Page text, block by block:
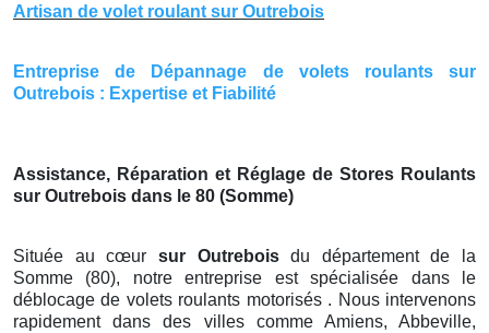
Artisan de volet roulant sur Outrebois
Entreprise de Dépannage de volets roulants sur
Outrebois : Expertise et Fiabilité
Assistance, Réparation et Réglage de Stores Roulants
sur Outrebois dans le 80 (Somme)
Située au cœur sur Outreboisdu département de la
Somme (80), notre entreprise est spécialisée dans le
déblocage de volets roulants motorisés . Nous intervenons
rapidement dans des villes comme Amiens, Abbeville,